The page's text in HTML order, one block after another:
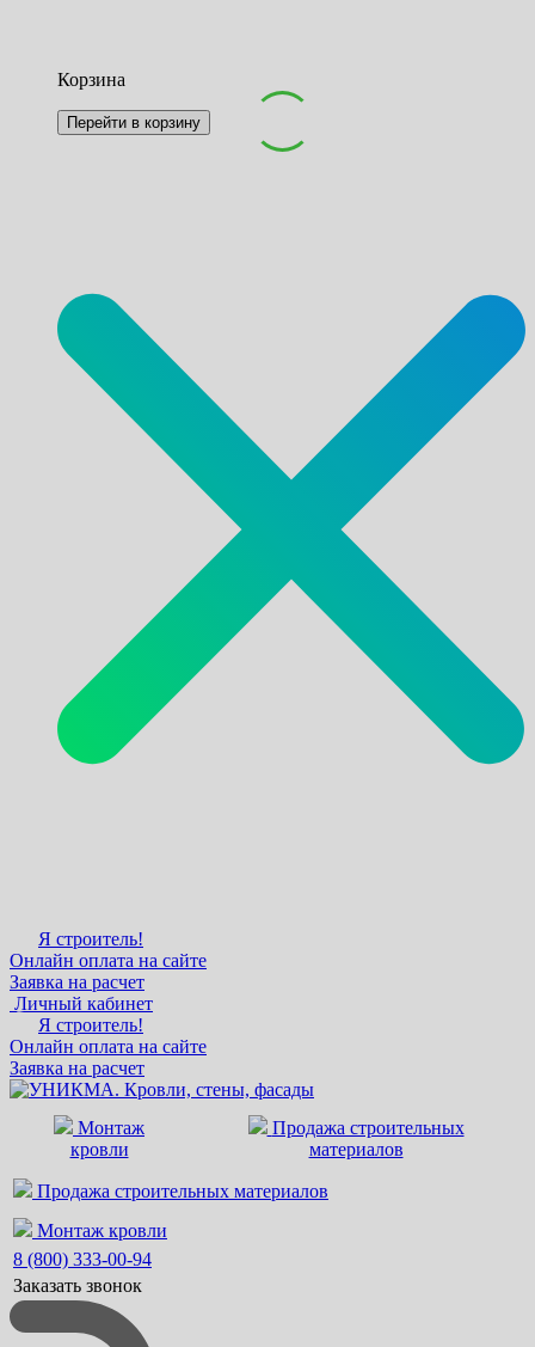
Корзина
Перейти в корзину
Я строитель!
Онлайн оплата на сайте
Заявка на расчет
Личный кабинет
Я строитель!
Онлайн оплата на сайте
Заявка на расчет
Монтаж
кровли
Продажа строительных
материалов
Продажа строительных материалов
Монтаж кровли
8 (800) 333-00-94
Заказать звонок